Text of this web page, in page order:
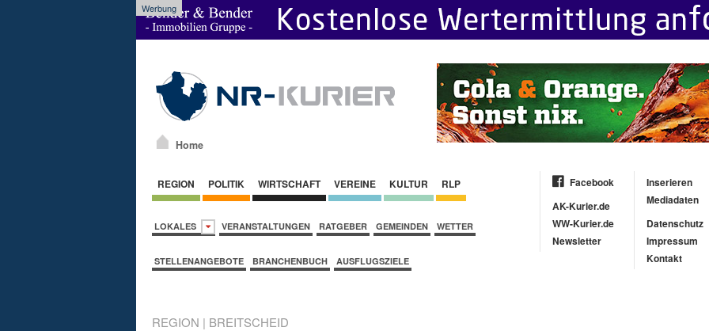
Werbung
Home
REGION POLITIK WIRTSCHAFT VEREINE KULTUR RLP
LOKALES VERANSTALTUNGEN RATGEBER GEMEINDEN WETTER
STELLENANGEBOTE BRANCHENBUCH AUSFLUGSZIELE
Facebook
AK-Kurier.de
WW-Kurier.de
Newsletter
Inserieren
Mediadaten
Datenschutz
Impressum
Kontakt
REGION | BREITSCHEID